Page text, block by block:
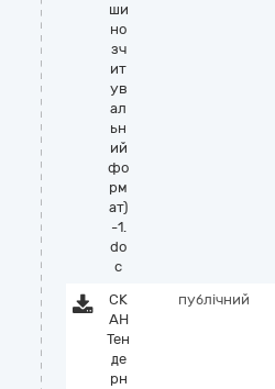
ши
но
зч
ит
ув
ал
ьн
ий
фо
рм
ат)
-1.
do
c
СК
АН
Тен
де
рн
публічний